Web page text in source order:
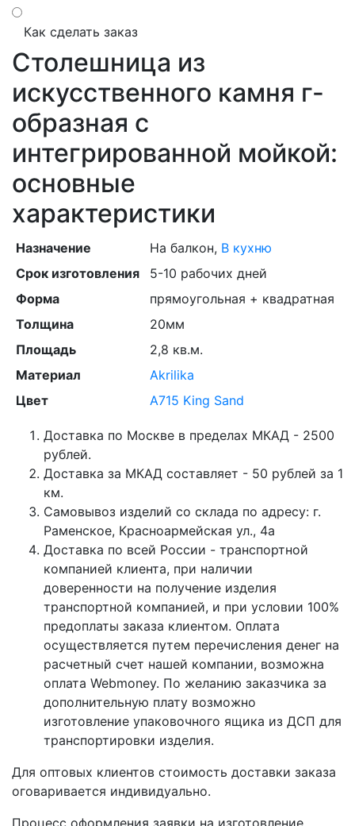
Как сделать заказ
Столешница из
искусственного камня г-
образная с
интегрированной мойкой:
основные
характеристики
Назначение На балкон, В кухню
Срок изготовления
5-10 рабочих дней
Форма
прямоугольная + квадратная
Толщина
20мм
Площадь
2,8 кв.м.
Материал
Akrilika
Цвет
A715 King Sand
Доставка по Москве в пределах МКАД - 2500
рублей.
Доставка за МКАД составляет - 50 рублей за 1
км.
Самовывоз изделий со склада по адресу: г.
Раменское, Красноармейская ул., 4а
Доставка по всей России - транспортной
компанией клиента, при наличии
доверенности на получение изделия
транспортной компанией, и при условии 100%
предоплаты заказа клиентом. Оплата
осуществляется путем перечисления денег на
расчетный счет нашей компании, возможна
оплата Webmoney. По желанию заказчика за
дополнительную плату возможно
изготовление упаковочного ящика из ДСП для
транспортировки изделия.
Для оптовых клиентов стоимость доставки заказа
оговаривается индивидуально.
Процесс оформления заявки на изготовление